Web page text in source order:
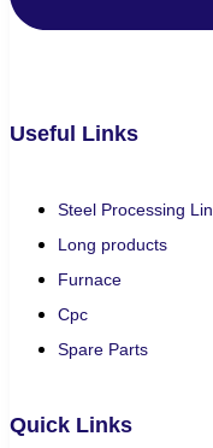
Useful Links
Steel Processing
Long products
Furnace
Cpc
Spare Parts
Quick Links